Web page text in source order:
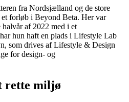
fra Nordsjælland og de store
forløb i Beyond Beta. Her var
halvår af 2022 med i et
hun haft en plads i Lifestyle Lab
som drives af Lifestyle & Design
for design- og
rette miljø